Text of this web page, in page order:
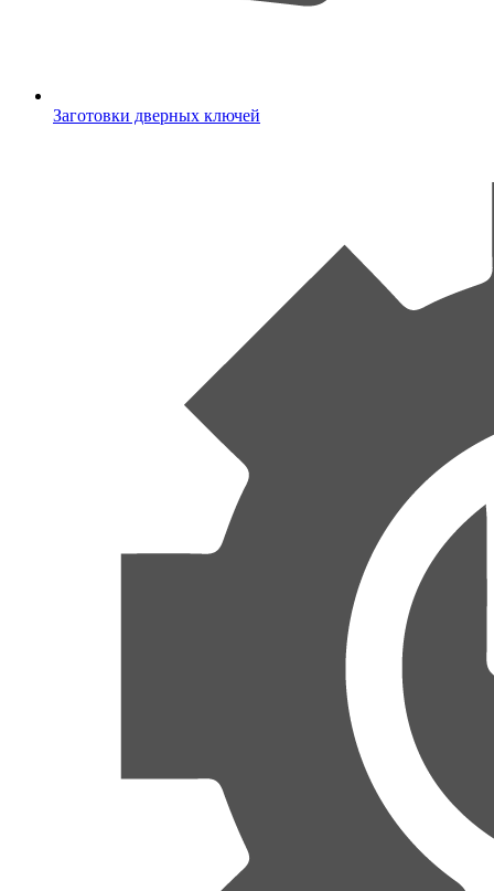
Заготовки дверных ключей